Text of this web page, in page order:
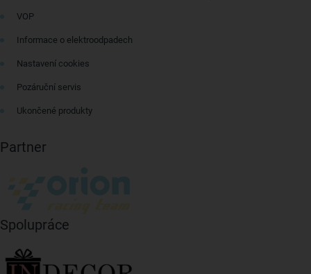
VOP
Informace o elektroodpadech
Nastavení cookies
Pozáruční servis
Ukončené produkty
Partner
Spolupráce